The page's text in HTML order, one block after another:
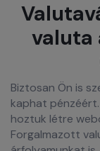
valuta
Biztosan Ön is
kaphat
hoztuk létre
Forgalmazott